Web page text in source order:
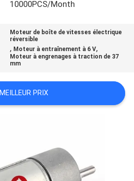
10000PCS/Month
Moteur de boîte de vitesses électrique
réversible
, Moteur à entraînement à 6 V,
Moteur à engrenages à traction de 37
mm
MEILLEUR PRIX